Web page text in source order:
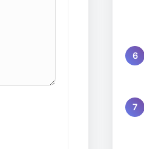
6
7